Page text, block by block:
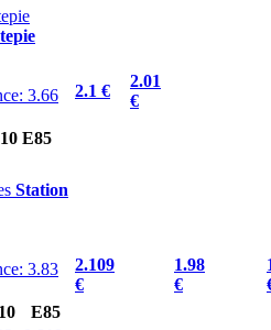
3.66
E85
2.1 €
2.01
€
Station
3.83
E85
2.109
€
1.98
€